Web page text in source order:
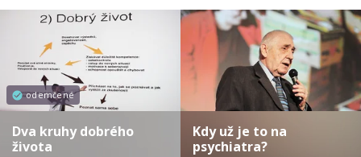
odemčené
Dva kruhy dobrého
života
Kdy už je to na
psychiatra?